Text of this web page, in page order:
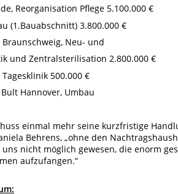
Reorganisation Pflege 5.100.000 €
(1.Bauabschnitt) 3.800.000 €
Neu- und
und Zentralsterilisation 2.800.000 €
500.000 €
Hannover, Umbau
einmal mehr seine kurzfristige
Behrens, „ohne den
nicht möglich gewesen, die enorm
aufzufangen.“